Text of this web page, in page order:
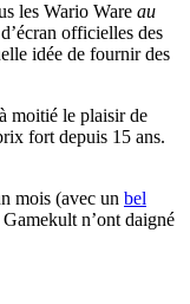
les Wario Ware au
officielles des
idée de fournir des
moitié le plaisir de
fort depuis 15 ans.
mois (avec un bel
n’ont daigné